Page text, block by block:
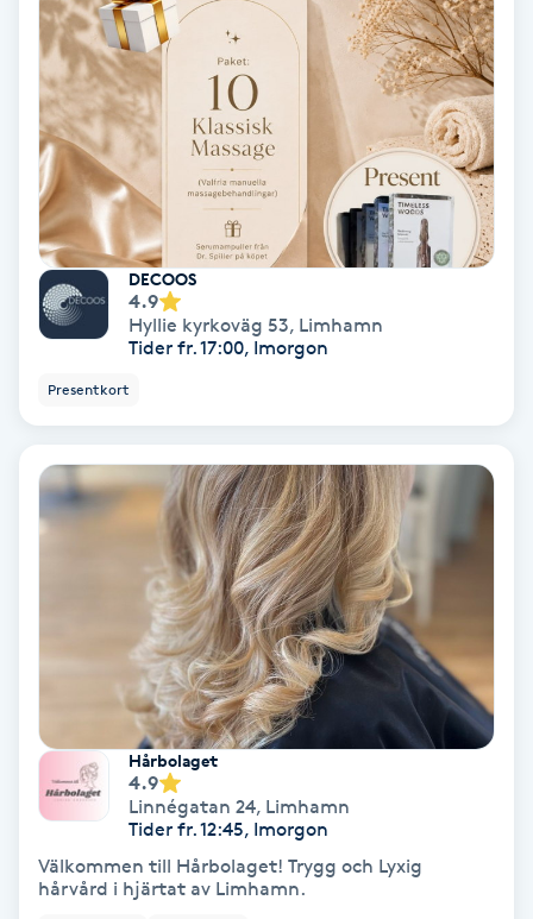
Fransk manikyr
Fransrengöring
Frekvensterapi
Friskvård
Friskvårdsmassage
Frisör
Färgning
Gelenaglar
Gellack
Gellack med förstärkning
DECOOS
4.9
Hyllie kyrkoväg 53, Limhamn
Tider fr. 17:00, Imorgon
Presentkort
Hårbolaget
4.9
Linnégatan 24, Limhamn
Tider fr. 12:45, Imorgon
Välkommen till Hårbolaget! Trygg och Lyxig
hårvård i hjärtat av Limhamn.